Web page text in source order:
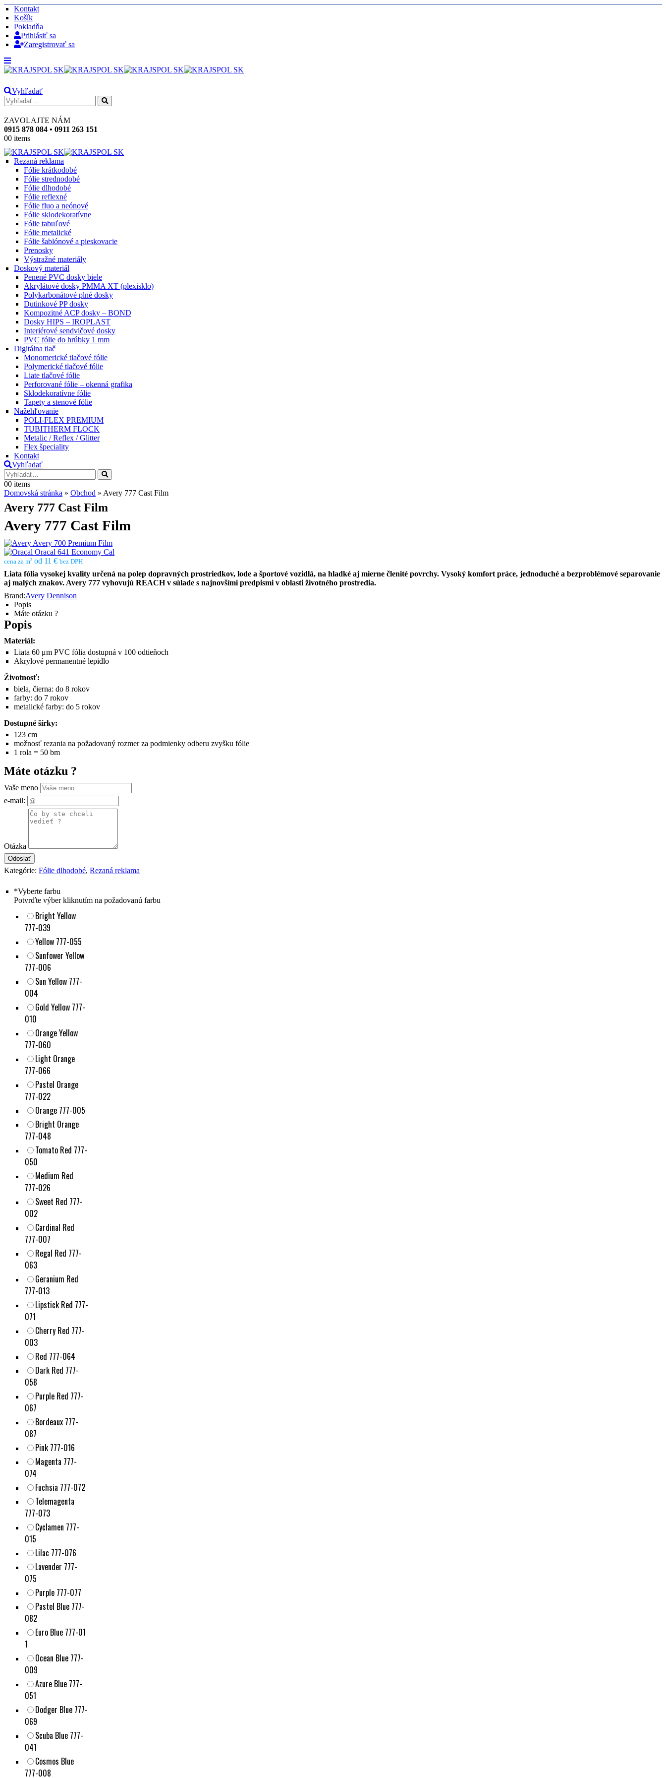
Kontakt
Košík
Pokladňa
Prihlásiť sa
Zaregistrovať sa
Vyhľadať
ZAVOLAJTE NÁM
0915 878 084 • 0911 263 151
00 items
Rezaná reklama
Fólie krátkodobé
Fólie strednodobé
Fólie dlhodobé
Fólie reflexné
Fólie fluo a neónové
Fólie sklodekoratívne
Fólie tabuľové
Fólie metalické
Fólie šablónové a pieskovacie
Prenosky
Výstražné materiály
Doskový materiál
Penené PVC dosky biele
Akrylátové dosky PMMA XT (plexisklo)
Polykarbonátové plné dosky
Dutinkové PP dosky
Kompozitné ACP dosky – BOND
Dosky HIPS – IROPLAST
Interiérové sendvičové dosky
PVC fólie do hrúbky 1 mm
Digitálna tlač
Monomerické tlačové fólie
Polymerické tlačové fólie
Liate tlačové fólie
Perforované fólie – okenná grafika
Sklodekoratívne fólie
Tapety a stenové fólie
Nažehľovanie
POLI-FLEX PREMIUM
TUBITHERM FLOCK
Metalic / Reflex / Glitter
Flex špeciality
Kontakt
Vyhľadať
00 items
Domovská stránka » Obchod » Avery 777 Cast Film
Avery 777 Cast Film
Avery 777 Cast Film
Avery 700 Premium Film
Oracal 641 Economy Cal
cena za m2 od 11 € bez DPH
Liata fólia vysokej kvality určená na polep dopravných prostriedkov, lode a športové vozidlá, na hladké aj mierne členité povrchy. Vysoký komfort práce, jednoduché a bezproblémové separovanie
aj malých znakov. Avery 777 vyhovujú REACH v súlade s najnovšími predpismi v oblasti životného prostredia.
Brand:Avery Dennison
Popis
Máte otázku ?
Popis
Materiál:
Liata 60 μm PVC fólia dostupná v 100 odtieňoch
Akrylové permanentné lepidlo
Životnosť:
biela, čierna: do 8 rokov
farby: do 7 rokov
metalické farby: do 5 rokov
Dostupné šírky:
123 cm
možnosť rezania na požadovaný rozmer za podmienky odberu zvyšku fólie
1 rola = 50 bm
Máte otázku ?
Vaše meno
e-mail:
Otázka
Kategórie: Fólie dlhodobé, Rezaná reklama
*Vyberte farbu
Potvrďte výber kliknutím na požadovanú farbu
Bright Yellow
777-039
Yellow 777-055
Sunfower Yellow
777-006
Sun Yellow 777-
004
Gold Yellow 777-
010
Orange Yellow
777-060
Light Orange
777-066
Pastel Orange
777-022
Orange 777-005
Bright Orange
777-048
Tomato Red 777-
050
Medium Red
777-026
Sweet Red 777-
002
Cardinal Red
777-007
Regal Red 777-
063
Geranium Red
777-013
Lipstick Red 777-
071
Cherry Red 777-
003
Red 777-064
Dark Red 777-
058
Purple Red 777-
067
Bordeaux 777-
087
Pink 777-016
Magenta 777-
074
Fuchsia 777-072
Telemagenta
777-073
Cyclamen 777-
015
Lilac 777-076
Lavender 777-
075
Purple 777-077
Pastel Blue 777-
082
Euro Blue 777-01
1
Ocean Blue 777-
009
Azure Blue 777-
051
Dodger Blue 777-
069
Scuba Blue 777-
041
Cosmos Blue
777-008